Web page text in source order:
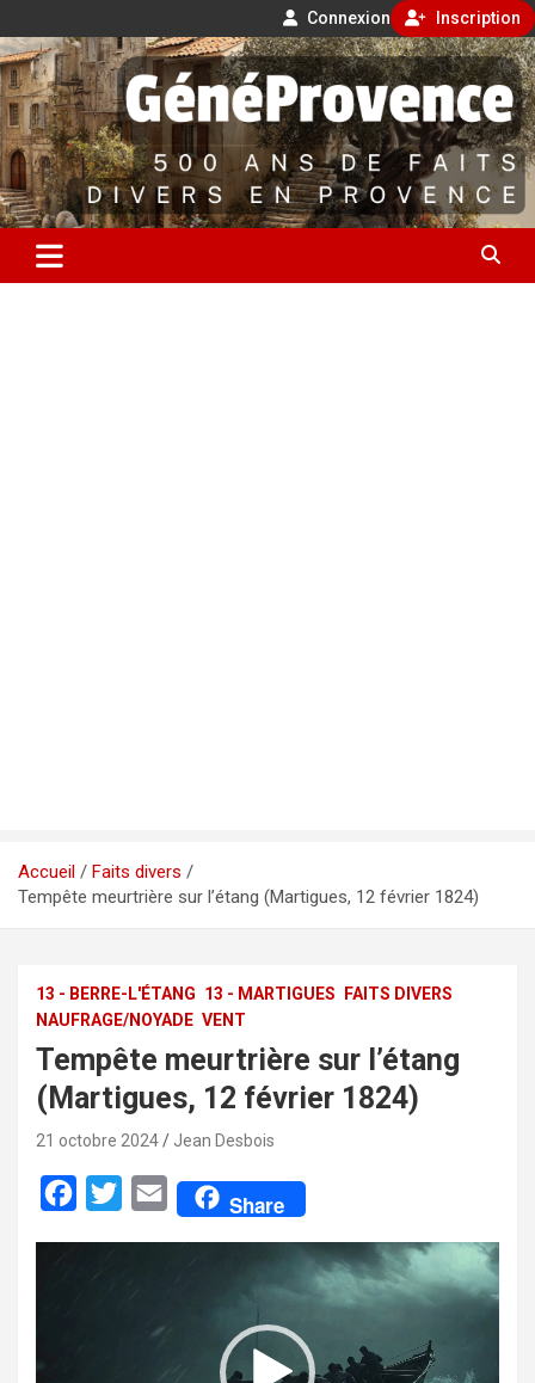
Connexion Inscription
Aller
au
contenu
GénéProvence
500 ans de faits divers en Provence
Accueil
Faits divers
Tempête meurtrière sur l’étang (Martigues, 12 février 1824)
13 - BERRE-L'ÉTANG 13 - MARTIGUES
FAITS DIVERS
NAUFRAGE/NOYADE VENT
Tempête meurtrière sur l’étang
(Martigues, 12 février 1824)
21 octobre 2024 Jean Desbois
E
Share